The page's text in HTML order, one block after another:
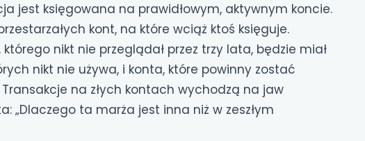
jest księgowana na prawidłowym, aktywnym koncie.
kont, na które wciąż ktoś księguje.
którego nikt nie przeglądał przez trzy lata, będzie miał
nikt nie używa, i konta, które powinny zostać
na złych kontach wychodzą na jaw
„Dlaczego ta marża jest inna niż w zeszłym